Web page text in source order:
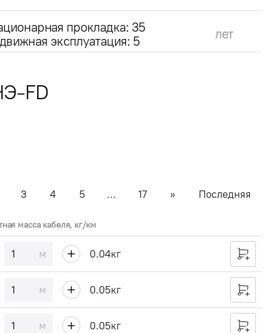
прокладка: 35
эксплуатация: 5
лет
FD
3 4 5 … 17 » Последняя
масса кабеля, кг/км
м 0.04кг
м 0.05кг
м 0.05кг